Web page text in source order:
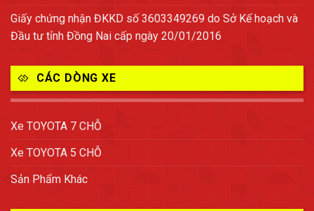
Giấy chứng nhận ĐKKD số 3603349269 do Sở Kế hoạch và
Đầu tư tỉnh Đồng Nai cấp ngày 20/01/2016
CÁC DÒNG XE
Xe TOYOTA 7 CHỖ
Xe TOYOTA 5 CHỖ
Sản Phẩm Khác